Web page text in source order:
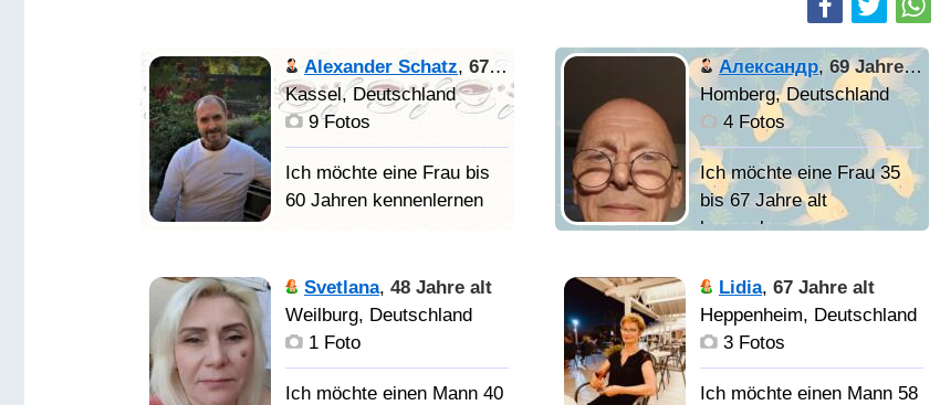
Alexander Schatz, 67 Jahre alt
Kassel, Deutschland
9 Fotos
Ich möchte eine Frau bis
60 Jahren kennenlernen
лишь сердце. Самого
главного глазами не
увидишь. Влюбиться в
прикоснуться к телу
Александр, 69 Jahre alt
Homberg, Deutschland
4 Fotos
Ich möchte eine Frau 35
bis 67 Jahre alt
kennenlernen
Добавить
нечего. Писать роман?
-э, да эт когда время
после старости".
Svetlana, 48 Jahre alt
Weilburg, Deutschland
1 Foto
Ich möchte einen Mann 40
Lidia, 67 Jahre alt
Heppenheim, Deutschland
3 Fotos
Ich möchte einen Mann 58